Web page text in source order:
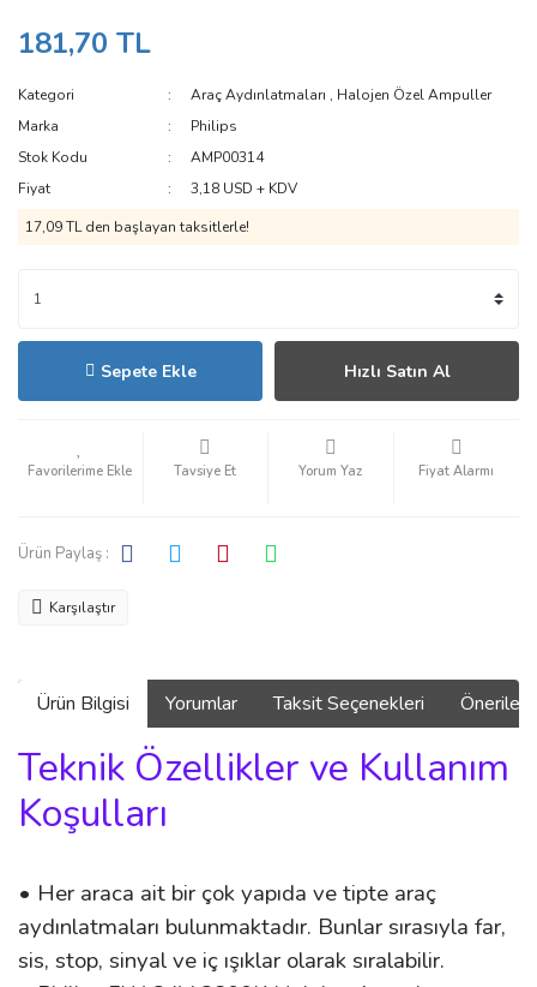
181,70 TL
Kategori Araç Aydınlatmaları , Halojen Özel Ampuller
Marka
Philips
Stok Kodu
AMP00314
Fiyat
3,18 USD + KDV
17,09 TL den başlayan taksitlerle!
Sepete Ekle Hızlı Satın Al
Tavsiye Et Yorum Yaz Fiyat Alarmı
Ürün Paylaş :
Karşılaştır
Ürün Bilgisi Yorumlar Taksit Seçenekleri
Teknik Özellikler ve Kullanım
Koşulları
• Her araca ait bir çok yapıda ve tipte araç
aydınlatmaları bulunmaktadır. Bunlar sırasıyla far,
sis, stop, sinyal ve iç ışıklar olarak sıralabilir.